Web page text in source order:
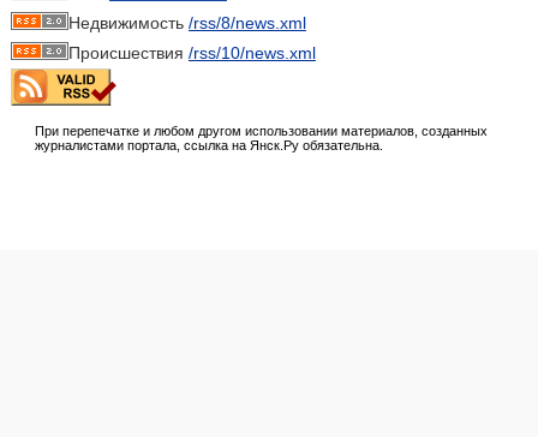
Недвижимость /rss/8/news.xml
Происшествия /rss/10/news.xml
При перепечатке и любом другом использовании материалов, созданных
журналистами портала, ссылка на Янск.Ру обязательна.